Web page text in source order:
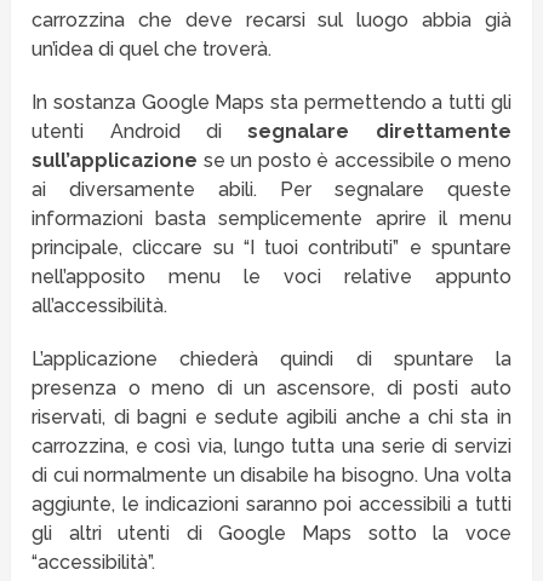
carrozzina che deve recarsi sul luogo abbia già
un’idea di quel che troverà.
In sostanza Google Maps sta permettendo a tutti gli
utenti Android disegnalare direttamente
sull’applicazione se un posto è accessibile o meno
ai diversamente abili. Per segnalare queste
informazioni basta semplicemente aprire il menu
principale, cliccare su “I tuoi contributi” e spuntare
nell’apposito menu le voci relative appunto
all’accessibilità.
L’applicazione chiederà quindi di spuntare la
presenza o meno di un ascensore, di posti auto
riservati, di bagni e sedute agibili anche a chi sta in
carrozzina, e così via, lungo tutta una serie di servizi
di cui normalmente un disabile ha bisogno. Una volta
aggiunte, le indicazioni saranno poi accessibili a tutti
gli altri utenti di Google Maps sotto la voce
“accessibilità”.